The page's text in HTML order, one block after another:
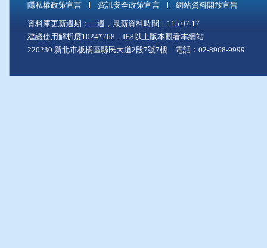
隱私權政策宣言 資訊安全政策宣言 網站資料開放宣告
資料庫更新週期：二週，最新資料時間：115.07.17
建議使用解析度1024*768，IE8以上版本觀看本網站
220230 新北市板橋區縣民大道2段7號7樓 電話：02-8968-9999